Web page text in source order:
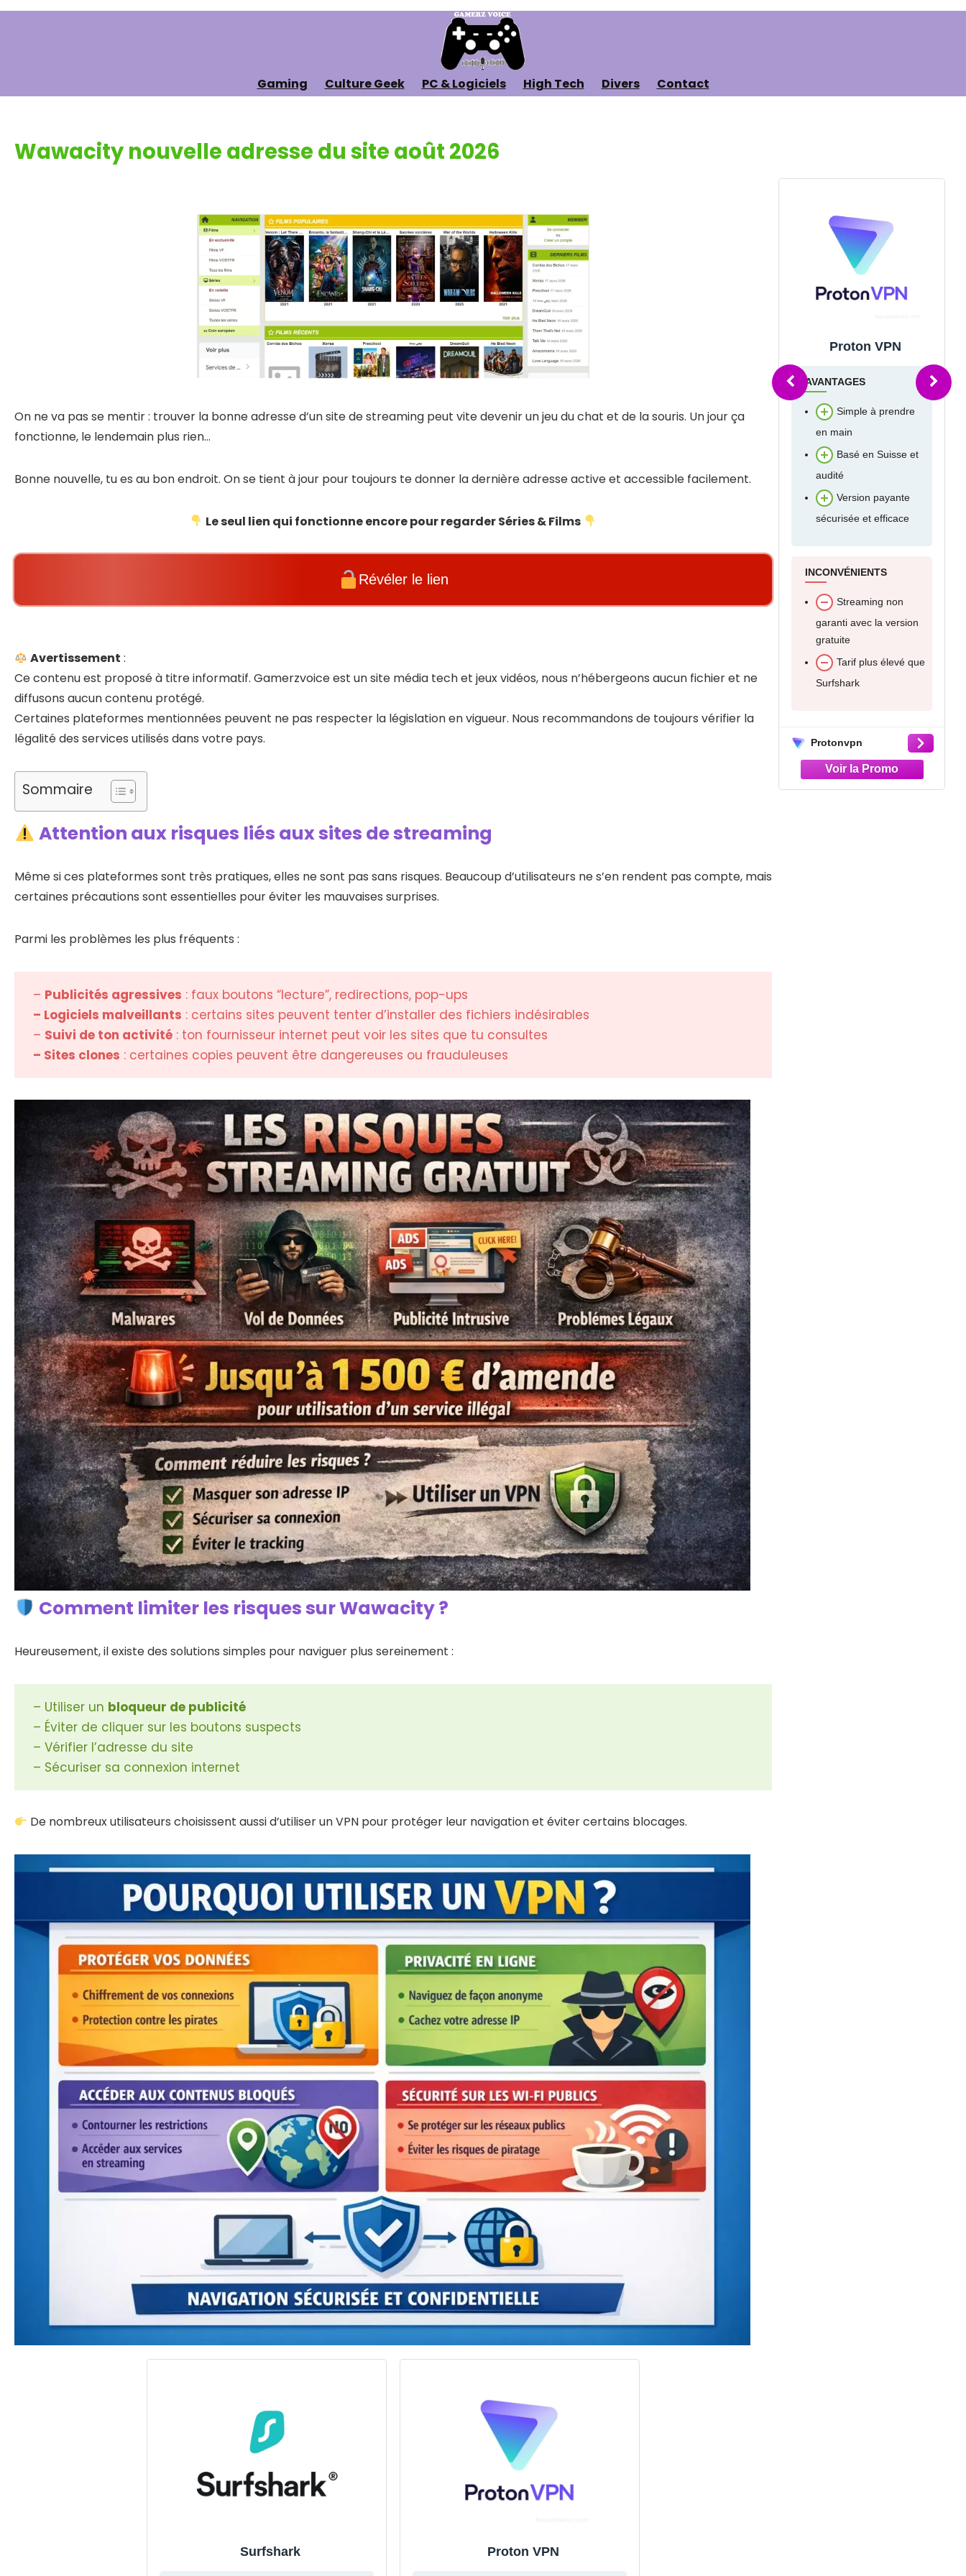
Gaming Culture Geek PC & Logiciels High Tech Divers Contact
Wawacity nouvelle adresse du site août 2026
On ne va pas se mentir : trouver la bonne adresse d’un site de streaming peut vite devenir un jeu du chat et de la souris. Un jour ça
fonctionne, le lendemain plus rien…
Bonne nouvelle, tu es au bon endroit. On se tient à jour pour toujours te donner la dernière adresse active et accessible facilement.
Le seul lien qui fonctionne encore pour regarder Séries & Films
Révéler le lien
Avertissement :
Ce contenu est proposé à titre informatif. Gamerzvoice est un site média tech et jeux vidéos, nous n’hébergeons aucun fichier et ne
diffusons aucun contenu protégé.
Certaines plateformes mentionnées peuvent ne pas respecter la législation en vigueur. Nous recommandons de toujours vérifier la
légalité des services utilisés dans votre pays.
Sommaire
Attention aux risques liés aux sites de streaming
Même si ces plateformes sont très pratiques, elles ne sont pas sans risques. Beaucoup d’utilisateurs ne s’en rendent pas compte, mais
certaines précautions sont essentielles pour éviter les mauvaises surprises.
Parmi les problèmes les plus fréquents :
– Publicités agressives : faux boutons “lecture”, redirections, pop-ups
– Logiciels malveillants : certains sites peuvent tenter d’installer des fichiers indésirables
– Suivi de ton activité : ton fournisseur internet peut voir les sites que tu consultes
– Sites clones : certaines copies peuvent être dangereuses ou frauduleuses
Comment limiter les risques sur Wawacity ?
Heureusement, il existe des solutions simples pour naviguer plus sereinement :
– Utiliser un bloqueur de publicité
– Éviter de cliquer sur les boutons suspects
– Vérifier l’adresse du site
– Sécuriser sa connexion internet
De nombreux utilisateurs choisissent aussi d’utiliser un VPN pour protéger leur navigation et éviter certains blocages.
Surfshark Proton VPN
Simple à prendre
audité
Surfshark
Surfshark
AVANTAGES
Débloque les sites
de streaming à 1,99€ /
mois
Très bon rapport
qualité-prix
Contournement
militaire)
simultanées illimitées
INCONVÉNIENTS
Pas de compte
gratuit